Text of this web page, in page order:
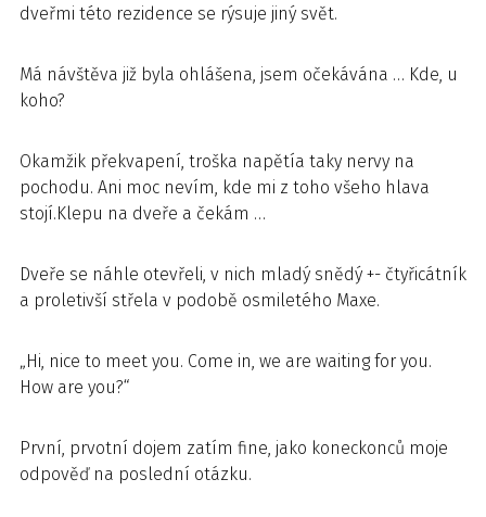
dveřmi této rezidence se rýsuje jiný svět.
Má návštěva již byla ohlášena, jsem očekávána … Kde, u
koho?
Okamžik překvapení, troška napětía taky nervy na
pochodu. Ani moc nevím, kde mi z toho všeho hlava
stojí.Klepu na dveře a čekám …
Dveře se náhle otevřeli, v nich mladý snědý +- čtyřicátník
a proletivší střela v podobě osmiletého Maxe.
„Hi, nice to meet you. Come in, we are waiting for you.
How are you?“
První, prvotní dojem zatím fine, jako koneckonců moje
odpověď na poslední otázku.